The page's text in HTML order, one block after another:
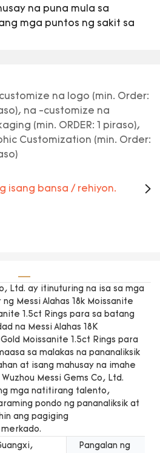
na puna mula sa
mga puntos ng sakit sa
na logo (min. Order:
na -customize na
(min. ORDER: 1 piraso),
Customization (min. Order:
isang bansa / rehiyon.
Ltd. ay itinuturing na isa sa mga
Messi Alahas 18k Moissanite
1.5ct Rings para sa batang
na Messi Alahas 18K
Moissanite 1.5ct Rings para
sa malakas na pananaliksik
at isang mahusay na imahe
Messi Gems Co, Ltd.
mga natitirang talento,
pondo ng pananaliksik at
ang pagiging
Pangalan ng